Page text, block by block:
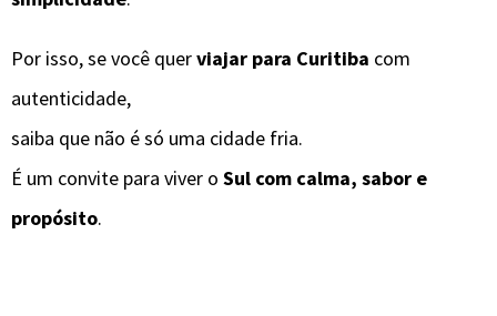
Por isso, se você querviajar para Curitiba com
autenticidade,
saiba que não é só uma cidade fria.
É um convite para viver o Sul com calma, sabor e
propósito.